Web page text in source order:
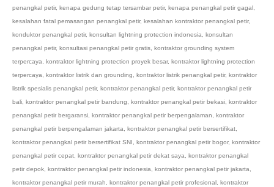
penangkal petir, kenapa gedung tetap tersambar petir, kenapa penangkal petir gagal,
kesalahan fatal pemasangan penangkal petir, kesalahan kontraktor penangkal petir,
konduktor penangkal petir, konsultan lightning protection indonesia, konsultan
penangkal petir, konsultasi penangkal petir gratis, kontraktor grounding system
terpercaya, kontraktor lightning protection proyek besar, kontraktor lightning protection
terpercaya, kontraktor listrik dan grounding, kontraktor listrik penangkal petir, kontraktor
listrik spesialis penangkal petir, kontraktor penangkal petir, kontraktor penangkal petir
bali, kontraktor penangkal petir bandung, kontraktor penangkal petir bekasi, kontraktor
penangkal petir bergaransi, kontraktor penangkal petir berpengalaman, kontraktor
penangkal petir berpengalaman jakarta, kontraktor penangkal petir bersertifikat,
kontraktor penangkal petir bersertifikat SNI, kontraktor penangkal petir bogor, kontraktor
penangkal petir cepat, kontraktor penangkal petir dekat saya, kontraktor penangkal
petir depok, kontraktor penangkal petir indonesia, kontraktor penangkal petir jakarta,
kontraktor penangkal petir murah, kontraktor penangkal petir profesional, kontraktor